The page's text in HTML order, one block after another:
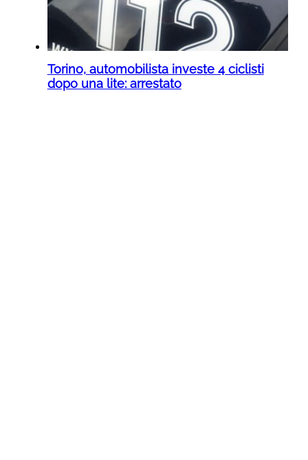
Torino, automobilista investe 4 ciclisti
dopo una lite: arrestato